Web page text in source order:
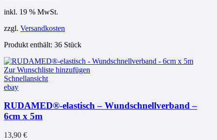
inkl. 19 % MwSt.
zzgl. Versandkosten
Produkt enthält: 36 Stück
Zur Wunschliste hinzufügen
Schnellansicht
ebay
RUDAMED®-elastisch – Wundschnellverband –
6cm x 5m
13,90 €